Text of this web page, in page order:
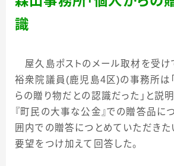
識
屋久島ポストのメール取材を受け
裕衆院議員 (鹿児島4 区)の事務所は
らの贈り物だとの認識だった」と説明
『町民の大事な公金』での贈答品に
囲内での贈答につとめていただきた
要望をつけ加えて回答した。